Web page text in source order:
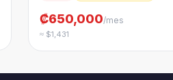
₡650,000/mes
≈ $1,431